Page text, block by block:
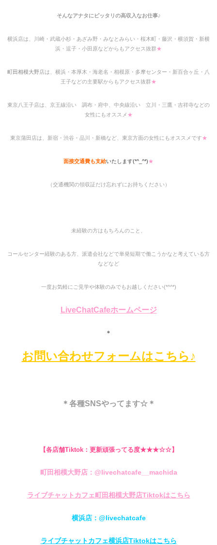
そんなアナタにピッタリの高収入なお仕事♪
横浜店は、川崎・武蔵小杉・あざみ野・みなとみらい・桜木町・藤沢・横須賀・新横
浜・逗子・小田原などからもアクセス抜群★
町田相模大野店は、横浜・本厚木・海老名・相模原・多摩センター・新百合ヶ丘・八
王子などの主要駅からもアクセス抜群★
東京八王子店は、京王線沿い 調布・府中、中央線沿い 立川・三鷹・吉祥寺などの
女性にもオススメ ★
東京蒲田店は、新宿・渋谷・品川・新橋など、東京方面の女性にもオススメです★
面接交通費も支給いたします(*^_^*)★
（交通機関の領収証だけ忘れずにお持ちください）
未経験の方はもちろんのこと、
コールセンター経験のある方、派遣会社などで単発短期で働こうかなと考えている方
などなど
一度お気軽にご見学や体験のみでもお越しください(*^^*)
LiveChatCafeホームページ
＊
お問い合わせフォームはこちら♪
＊各種SNSやってます☆＊
【各店舗Tiktok：更新頑張ってる度★★★☆☆】
町田相模大野店：@livechatcafe__ machida
ライブチャットカフェ町田相模大野店Tiktokはこちら
横浜店：@livechatcafe
ライブチャットカフェ横浜店Tiktokはこちら